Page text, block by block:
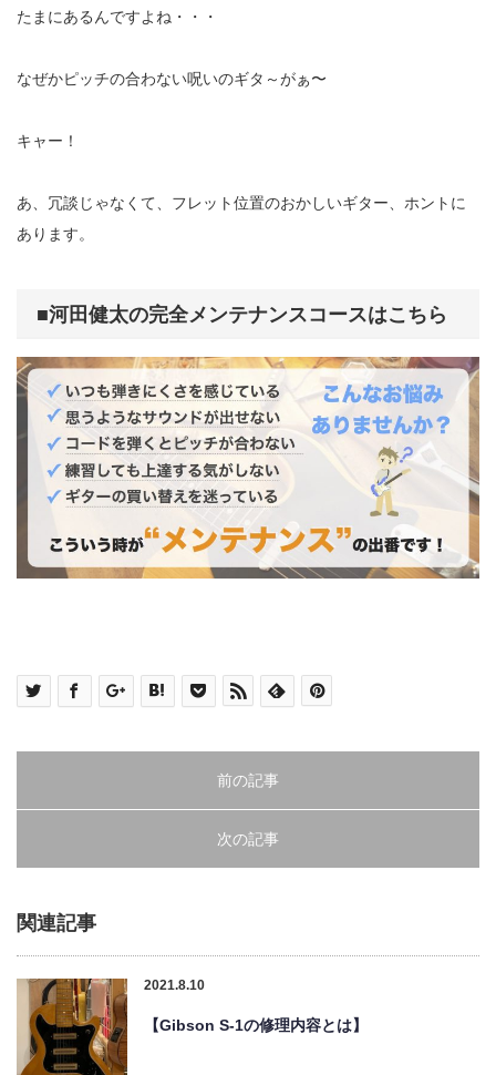
たまにあるんですよね・・・
なぜかピッチの合わない呪いのギタ～がぁ〜
キャー！
あ、冗談じゃなくて、フレット位置のおかしいギター、ホントに
あります。
■河田健太の完全メンテナンスコースはこちら
前の記事
次の記事
関連記事
2021.8.10
【Gibson S-1の修理内容とは】